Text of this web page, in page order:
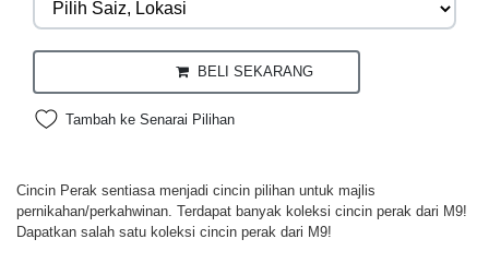
BELI SEKARANG
Tambah ke Senarai Pilihan
Cincin Perak sentiasa menjadi cincin pilihan untuk majlis
pernikahan/perkahwinan. Terdapat banyak koleksi cincin perak dari M9!
Dapatkan salah satu koleksi cincin perak dari M9!